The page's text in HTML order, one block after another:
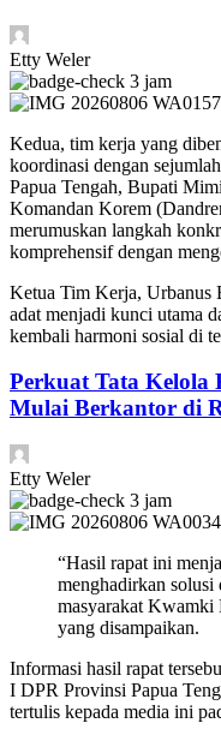
Etty Weler
3 jam
Kedua, tim kerja yang
koordinasi dengan
Papua Tengah, Bupati
Komandan Korem
merumuskan langkah
komprehensif dengan
Ketua Tim Kerja, Urbanus
adat menjadi kunci utama
kembali harmoni sosial di
Perkuat Tata Kelola
Mulai Berkantor di
Etty Weler
3 jam
“Hasil rapat ini
menghadirkan solusi
masyarakat Kwamki
yang disampaikan.
Informasi hasil rapat
I DPR Provinsi Papua
tertulis kepada media ini